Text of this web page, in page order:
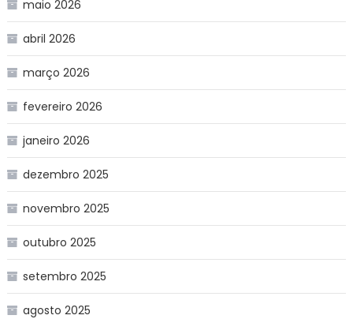
maio 2026
abril 2026
março 2026
fevereiro 2026
janeiro 2026
dezembro 2025
novembro 2025
outubro 2025
setembro 2025
agosto 2025